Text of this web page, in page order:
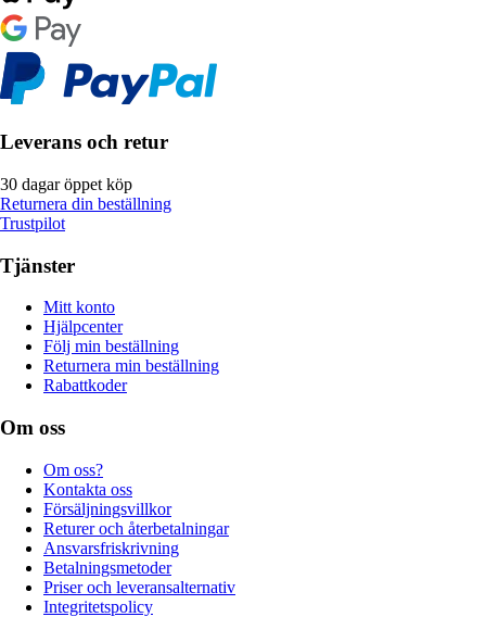
Leverans och retur
30 dagar öppet köp
Returnera din beställning
Trustpilot
Tjänster
Mitt konto
Hjälpcenter
Följ min beställning
Returnera min beställning
Rabattkoder
Om oss
Om oss?
Kontakta oss
Försäljningsvillkor
Returer och återbetalningar
Ansvarsfriskrivning
Betalningsmetoder
Priser och leveransalternativ
Integritetspolicy